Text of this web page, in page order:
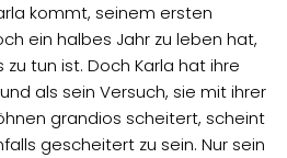
kommt, seinem ersten
ein halbes Jahr zu leben hat,
tun ist. Doch Karla hat ihre
als sein Versuch, sie mit ihrer
grandios scheitert, scheint
gescheitert zu sein. Nur sein